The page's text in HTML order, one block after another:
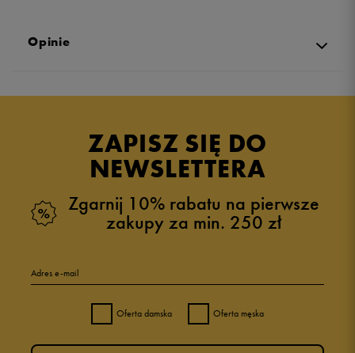
Opinie
ZAPISZ SIĘ DO
NEWSLETTERA
Zgarnij 10% rabatu na pierwsze
zakupy za min. 250 zł
Adres e-mail
Oferta damska Oferta męska